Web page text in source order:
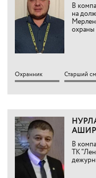
В
на
Мерлен
охраны
Охранник Старший
В
ТК